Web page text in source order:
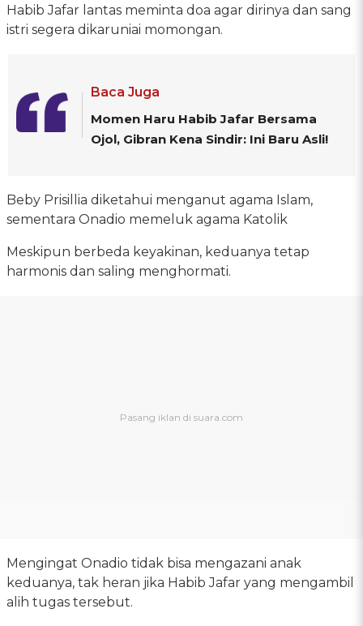
Habib Jafar lantas meminta doa agar dirinya dan sang
istri segera dikaruniai momongan.
Baca Juga
Momen Haru Habib Jafar Bersama
Ojol, Gibran Kena Sindir: Ini Baru Asli!
Beby Prisillia diketahui menganut agama Islam,
sementara Onadio memeluk agama Katolik
Meskipun berbeda keyakinan, keduanya tetap
harmonis dan saling menghormati.
Mengingat Onadio tidak bisa mengazani anak
keduanya, tak heran jika Habib Jafar yang mengambil
alih tugas tersebut.